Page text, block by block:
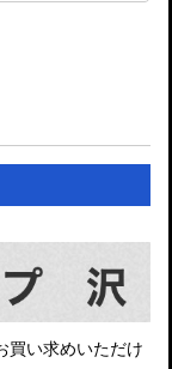
買い求めいただけ